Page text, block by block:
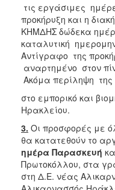
τις εργάσιμες
προκήρυξη και η
ΚΗΜΔΗΣ δώδεκα
καταλυτική
Αντίγραφο της
αναρτημένο στον
Ακόμα περίληψη
στο εμπορικό και
Ηρακλείου.
3. Οι προσφορές με
θα κατατεθούν το
ημέρα Παρασκευή
Πρωτοκόλλου, στα
στη Δ.Ε. νέας